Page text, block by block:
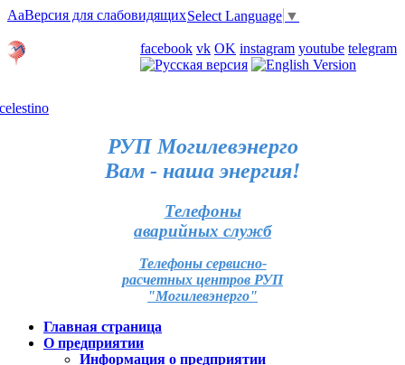
AaВерсия для слабовидящихSelect Language ▼
facebook vk OK instagram youtube telegram
РУП Могилевэнерго
Вам - наша энергия!
Телефоны
аварийных служб
Телефоны сервисно-
расчетных центров РУП
"Могилевэнерго"
Главная страница
О предприятии
Информация о предприятии